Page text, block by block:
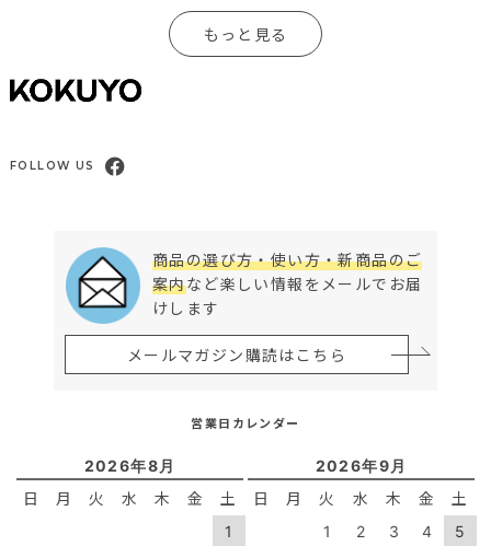
もっと見る
FOLLOW US
商品の選び方・使い方・新商品のご
案内など楽しい情報をメールでお届
けします
メールマガジン購読はこちら
営業日カレンダー
2026年8月
日 月 火 水 木 金 土
1
2026年9月
日 月 火 水 木 金 土
1 2 3 4
5